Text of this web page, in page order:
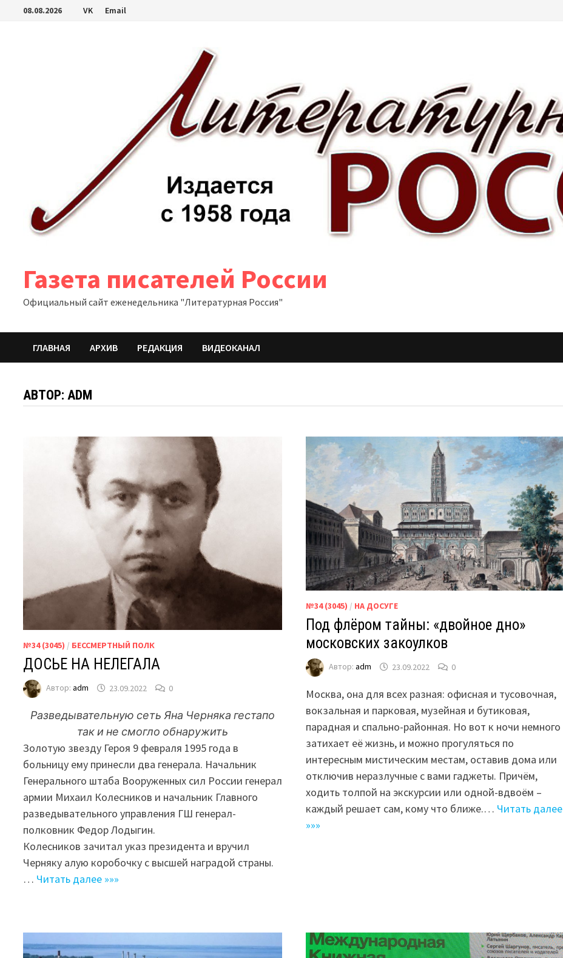
Перейти08.08.2026 VK Email
Газета писателей России
Официальный сайт еженедельника "Литературная Россия"
ГЛАВНАЯ АРХИВ РЕДАКЦИЯ ВИДЕОКАНАЛ
АВТОР:ADM
№34 (3045) / БЕССМЕРТНЫЙ ПОЛК
ДОСЬЕ НА НЕЛЕГАЛА
Автор:adm 23.09.2022 0
Разведывательную сеть Яна Черняка гестапо
так и не смогло обнаружить
Золотую звезду Героя 9 февраля 1995 года в
больницу ему принесли два генерала. Начальник
Генерального штаба Вооруженных сил России генерал
армии Михаил Колесников и начальник Главного
разведывательного управления ГШ генерал-
полковник Федор Лодыгин.
Колесников зачитал указ президента и вручил
Черняку алую коробочку с высшей наградой страны.
… Читать далее »»»
№34 (3045) / НА ДОСУГЕ
Под флёром тайны: «двойное дно»
московских закоулков
Автор: adm 23.09.2022 0
Москва, она для всех разная: офисная и тусовочная,
вокзальная и парковая, музейная и бутиковая,
парадная и спально-районная. Но вот к ночи немного
затихает её жизнь, и можно прогуляться по
интересным мистическим местам, оставив дома или
отключив неразлучные с вами гаджеты. Причём,
ходить толпой на экскурсии или одной-вдвоём –
каждый решает сам, кому что ближе.… Читать далее
»»»